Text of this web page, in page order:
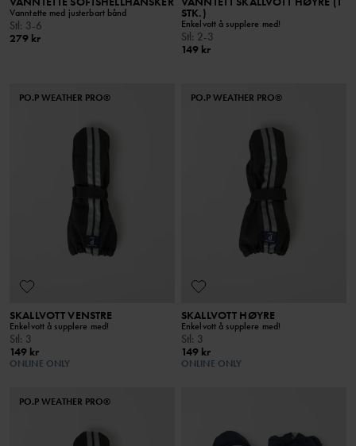
Vanntette med justerbart bånd
Stl: 3-6
279 kr
STK.)
Enkelvott å supplere med!
Stl: 2-3
149 kr
PO.P WEATHER PRO®
SKALLVOTT VENSTRE
Enkelvott å supplere med!
Stl: 3
149 kr
ONLINE ONLY
PO.P WEATHER PRO®
SKALLVOTT HØYRE
Enkelvott å supplere med!
Stl: 3
149 kr
ONLINE ONLY
PO.P WEATHER PRO®